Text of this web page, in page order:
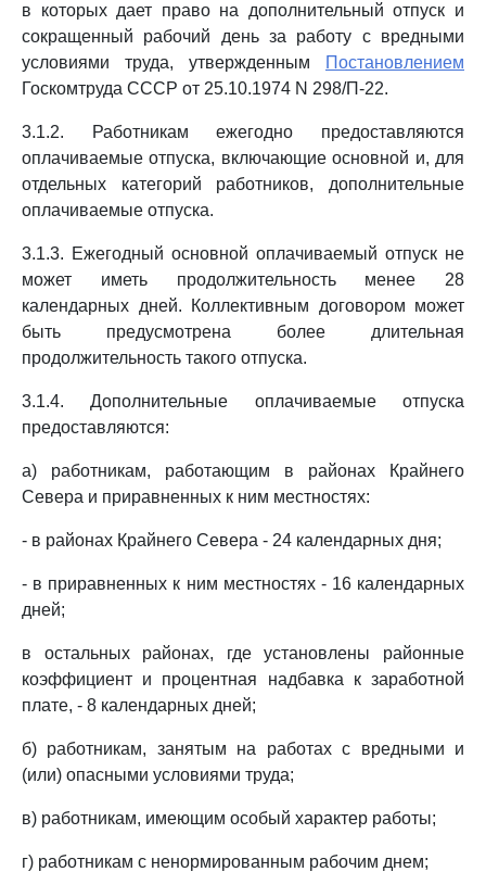
в которых дает право на дополнительный отпуск и
сокращенный рабочий день за работу с вредными
условиями труда, утвержденным
Постановлением
Госкомтруда СССР от 25.10.1974 N 298/П-22.
3.1.2. Работникам ежегодно предоставляются
оплачиваемые отпуска, включающие основной и, для
отдельных категорий работников, дополнительные
оплачиваемые отпуска.
3.1.3. Ежегодный основной оплачиваемый отпуск не
может иметь продолжительность менее 28
календарных дней. Коллективным договором может
быть предусмотрена более длительная
продолжительность такого отпуска.
3.1.4. Дополнительные оплачиваемые отпуска
предоставляются:
а) работникам, работающим в районах Крайнего
Севера и приравненных к ним местностях:
- в районах Крайнего Севера - 24 календарных дня;
- в приравненных к ним местностях - 16 календарных
дней;
в остальных районах, где установлены районные
коэффициент и процентная надбавка к заработной
плате, - 8 календарных дней;
б) работникам, занятым на работах с вредными и
(или) опасными условиями труда;
в) работникам, имеющим особый характер работы;
г) работникам с ненормированным рабочим днем;